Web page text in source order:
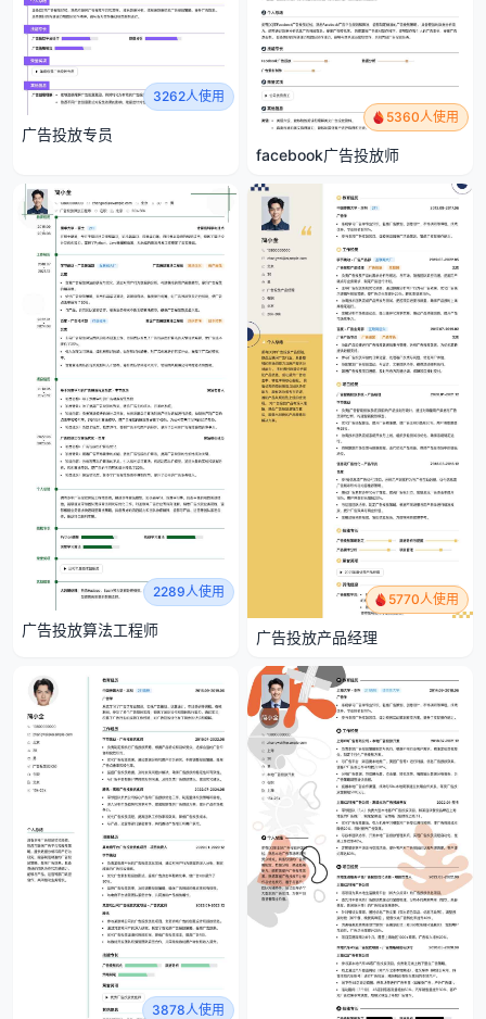
3262人使用
广告投放专员
5360人使用
facebook广告投放师
2289人使用
广告投放算法工程师
5770人使用
广告投放产品经理
3878人使用